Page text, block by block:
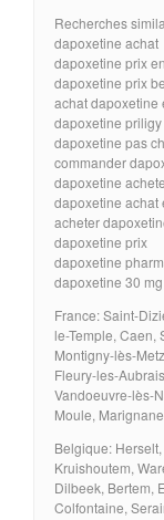
Recherches
dapoxetine achat
dapoxetine prix
dapoxetine prix
achat dapoxetine
dapoxetine
dapoxetine pas
commander
dapoxetine
dapoxetine achat
acheter
dapoxetine prix
dapoxetine
dapoxetine 30
France: Saint-
le-Temple, Caen,
Montigny-lès-
Fleury-les-
Vandoeuvre-lès-
Moule,
Belgique:
Kruishoutem,
Dilbeek, Bertem,
Colfontaine,